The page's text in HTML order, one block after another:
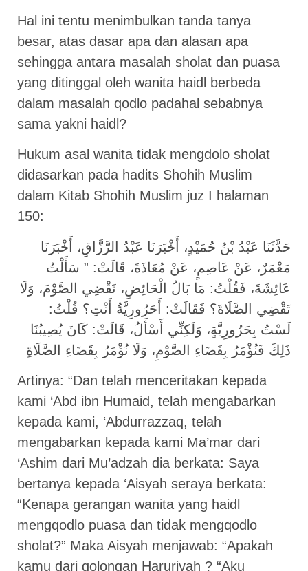
Hal ini tentu menimbulkan tanda tanya
besar, atas dasar apa dan alasan apa
sehingga antara masalah sholat dan puasa
yang ditinggal oleh wanita haidl berbeda
dalam masalah qodlo padahal sebabnya
sama yakni haidl?
Hukum asal wanita tidak mengdolo sholat
didasarkan pada hadits Shohih Muslim
dalam Kitab Shohih Muslim juz I halaman
150:
حَدَّثَنَا عَبْدُ بْنُ حُمَيْدٍ، أَخْبَرَنَا عَبْدُ الرَّزَّاقِ، أَخْبَرَنَا
مَعْمَرٌ، عَنْ عَاصِمٍ، عَنْ مُعَاذَةَ، قَالَتْ: ” سَأَلْتُ
عَائِشَةَ، فَقُلْتُ: مَا بَالُ الْحَائِضِ، تَقْضِي الصَّوْمَ، وَلَا
تَقْضِي الصَّلَاةَ؟ فَقَالَتْ: أَحَرُورِيَّةٌ أَنْتِ؟ قُلْتُ:
لَسْتُ بِحَرُورِيَّةٍ، وَلَكِنِّي أَسْأَلُ، قَالَتْ: كَانَ يُصِيبُنَا
ذَلِكَ فَنُؤْمَرُ بِقَضَاءِ الصَّوْمِ، وَلَا نُؤْمَرُ بِقَضَاءِ الصَّلَاةِ
Artinya: “Dan telah menceritakan kepada
kami ‘Abd ibn Humaid, telah mengabarkan
kepada kami, ‘Abdurrazzaq, telah
mengabarkan kepada kami Ma’mar dari
‘Ashim dari Mu’adzah dia berkata: Saya
bertanya kepada ‘Aisyah seraya berkata:
“Kenapa gerangan wanita yang haidl
mengqodlo puasa dan tidak mengqodlo
sholat?” Maka Aisyah menjawab: “Apakah
kamu dari golongan Haruriyah ? “Aku